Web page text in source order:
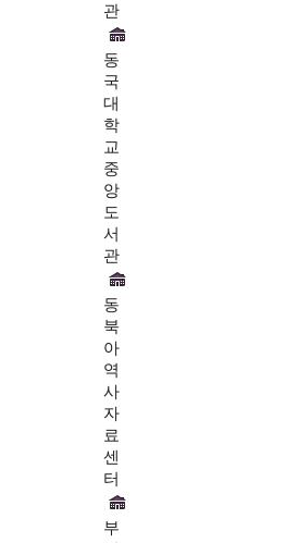
관
동
국
대
학
교
중
앙
도
서
관
동
북
아
역
사
자
료
센
터
부